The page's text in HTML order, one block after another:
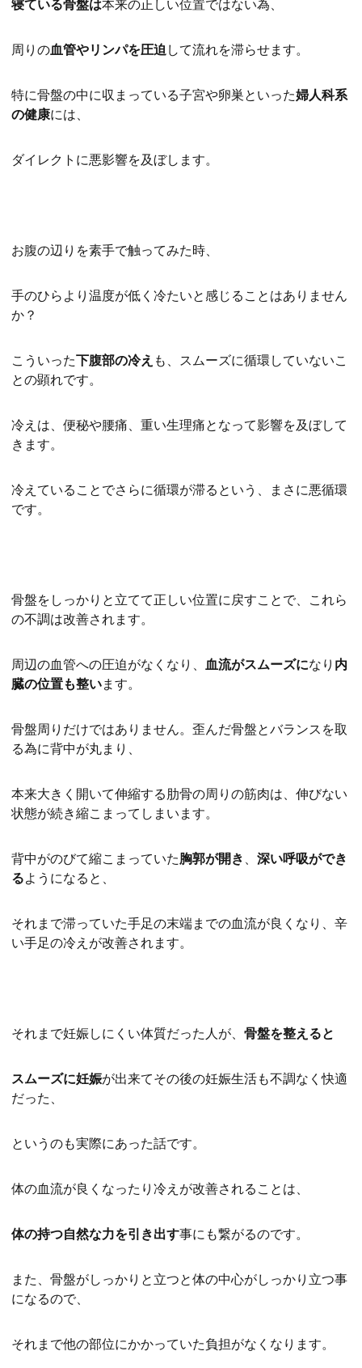
寝ている骨盤は本来の正しい位置ではない為、
周りの血管やリンパを圧迫 して流れを滞らせます。
特に骨盤の中に収まっている子宮や卵巣といった婦人科系
の健康には、
ダイレクトに悪影響を及ぼします。
お腹の辺りを素手で触ってみた時、
手のひらより温度が低く冷たいと感じることはありません
か？
こういった下腹部の冷え も、スムーズに循環していないこ
との顕れです。
冷えは、便秘や腰痛、重い生理痛となって影響を及ぼして
きます。
冷えていることでさらに循環が滞るという、まさに悪循環
です。
骨盤をしっかりと立てて正しい位置に戻すことで、これら
の不調は改善されます。
周辺の血管への圧迫がなくなり、 血流がスムーズになり 内
臓の位置も整います。
骨盤周りだけではありません。歪んだ骨盤とバランスを取
る為に背中が丸まり、
本来大きく開いて伸縮する肋骨の周りの筋肉は、伸びない
状態が続き縮こまってしまいます。
背中がのびて縮こまっていた胸郭が開き 、深い呼吸ができ
るようになると、
それまで滞っていた手足の末端までの血流が良くなり、辛
い手足の冷えが改善されます。
それまで妊娠しにくい体質だった人が、骨盤を整えると
スムーズに妊娠が出来てその後の妊娠生活も不調なく快適
だった、
というのも実際にあった話です。
体の血流が良くなったり冷えが改善されることは、
体の持つ自然な力を引き出す事にも繋がるのです。
また、骨盤がしっかりと立つと体の中心がしっかり立つ事
になるので、
それまで他の部位にかかっていた負担がなくなります。